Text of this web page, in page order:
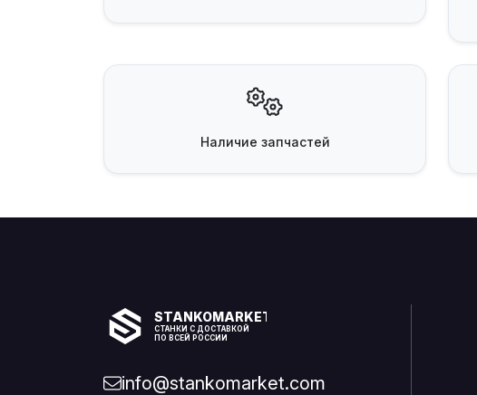
Наличие запчастей
STANKOMARKET
СТАНКИ С ДОСТАВКОЙ
ПО ВСЕЙ РОССИИ
info@stankomarket.com